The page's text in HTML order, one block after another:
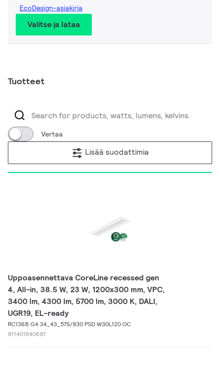
EcoDesign-asiakirja
Valitse ja lataa
Tuotteet
Vertaa
Lisää suodattimia
Uppoasennettava CoreLine recessed gen
4, All-in, 38.5 W, 23 W, 1200x300 mm, VPC,
3400 lm, 4300 lm, 5700 lm, 3000 K, DALI,
UGR19, EL-ready
RC136B G4 34_43_57S/830 PSD W30L120 OC
911401840687